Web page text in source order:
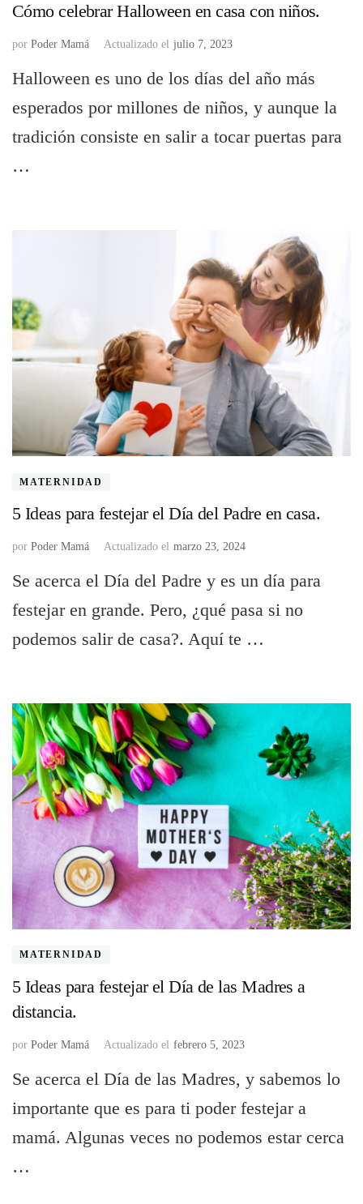
Cómo celebrar Halloween en casa con niños.
por Poder Mamá Actualizado el julio 7, 2023
Halloween es uno de los días del año más
esperados por millones de niños, y aunque la
tradición consiste en salir a tocar puertas para
…
MATERNIDAD
5 Ideas para festejar el Día del Padre en casa.
por Poder Mamá Actualizado el marzo 23, 2024
Se acerca el Día del Padre y es un día para
festejar en grande. Pero, ¿qué pasa si no
podemos salir de casa?. Aquí te …
MATERNIDAD
5 Ideas para festejar el Día de las Madres a
distancia.
por Poder Mamá Actualizado el febrero 5, 2023
Se acerca el Día de las Madres, y sabemos lo
importante que es para ti poder festejar a
mamá. Algunas veces no podemos estar cerca
…